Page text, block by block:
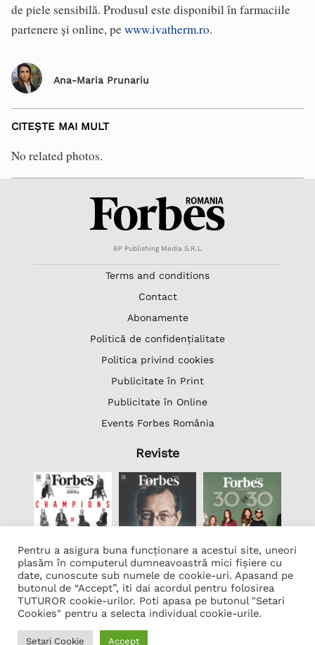
de piele sensibilă. Produsul este disponibil în farmaciile
partenere și online, pewww.ivatherm.ro.
Ana-Maria Prunariu
CITEȘTE MAI MULT
No related photos.
BP Publishing Media S.R.L
Terms and conditions
Contact
Abonamente
Politică de confidențialitate
Politica privind cookies
Publicitate în Print
Publicitate în Online
Events Forbes România
Reviste
Lista Firme
Transcription Software Vatis Tech
Găzduire web
Pentru a asigura buna funcționare a acestui site, uneori
plasăm în computerul dumneavoastră mici fișiere cu
date, cunoscute sub numele de cookie-uri. Apasand pe
butonul de “Accept”, iti dai acordul pentru folosirea
TUTUROR cookie-urilor. Poti apasa pe butonul "Setari
Cookies" pentru a selecta individual cookie-urile.
Setari Cookie Accept